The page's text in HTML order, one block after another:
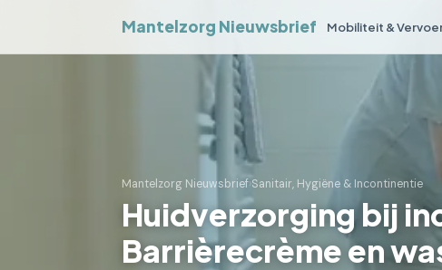
Mantelzorg Nieuwsbrief Mobiliteit &
Mantelzorg Nieuwsbrief›Sanitair, Hygiëne & Incontinentie
Huidverzorging bij
Barrièrecrème en